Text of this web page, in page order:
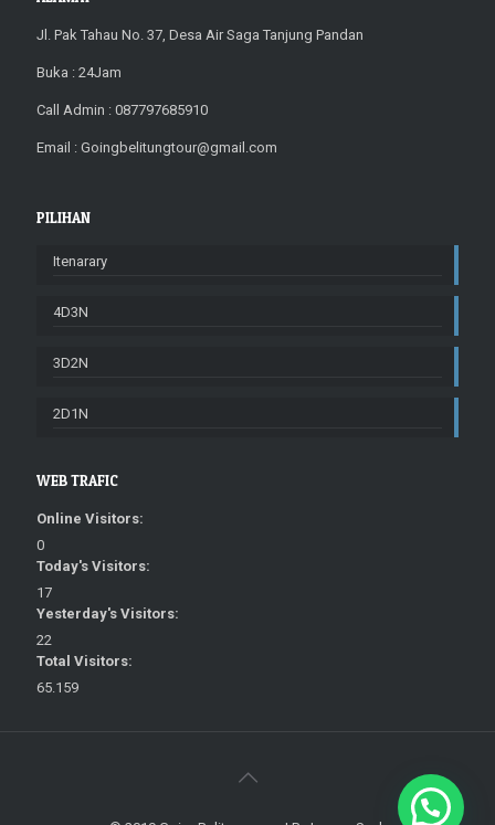
Jl. Pak Tahau No. 37, Desa Air Saga Tanjung Pandan
Buka : 24Jam
Call Admin : 087797685910
Email : Goingbelitungtour@gmail.com
PILIHAN
Itenarary
4D3N
3D2N
2D1N
WEB TRAFIC
Online Visitors:
0
Today's Visitors:
17
Yesterday's Visitors:
22
Total Visitors:
65.159